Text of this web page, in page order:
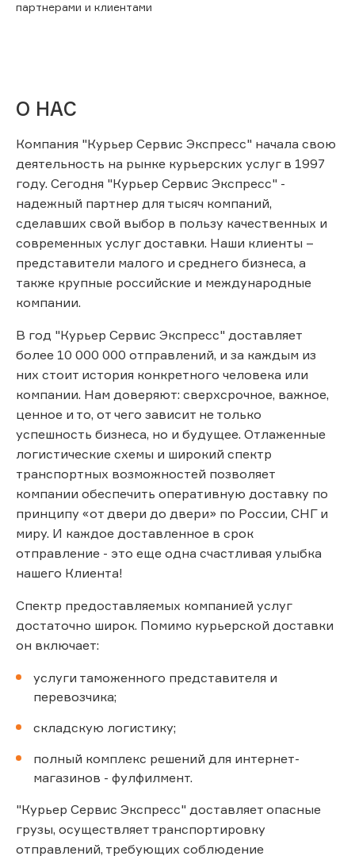
партнерами и клиентами
О НАС
Компания "Курьер Сервис Экспресс" начала свою
деятельность на рынке курьерских услуг в 1997
году. Сегодня "Курьер Сервис Экспресс" -
надежный партнер для тысяч компаний,
сделавших свой выбор в пользу качественных и
современных услуг доставки. Наши клиенты –
представители малого и среднего бизнеса, а
также крупные российские и международные
компании.
В год "Курьер Сервис Экспресс" доставляет
более 10 000 000 отправлений, и за каждым из
них стоит история конкретного человека или
компании. Нам доверяют: сверхсрочное, важное,
ценное и то, от чего зависит не только
успешность бизнеса, но и будущее. Отлаженные
логистические схемы и широкий спектр
транспортных возможностей позволяет
компании обеспечить оперативную доставку по
принципу «от двери до двери» по России, СНГ и
миру. И каждое доставленное в срок
отправление - это еще одна счастливая улыбка
нашего Клиента!
Спектр предоставляемых компанией услуг
достаточно широк. Помимо курьерской доставки
он включает:
услуги таможенного представителя и
перевозчика;
складскую логистику;
полный комплекс решений для интернет-
магазинов - фулфилмент.
"Курьер Сервис Экспресс" доставляет опасные
грузы, осуществляет транспортировку
отправлений, требующих соблюдение